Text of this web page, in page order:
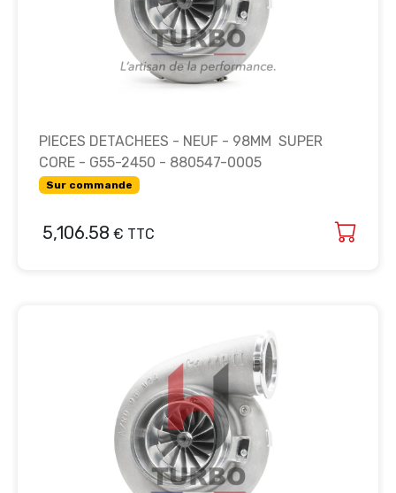
PIECES DETACHEES - NEUF - 98MM SUPER
CORE - G55-2450 - 880547-0005
Sur commande
5,106.58 € TTC